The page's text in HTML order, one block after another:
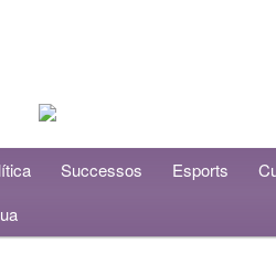
Successos Esports